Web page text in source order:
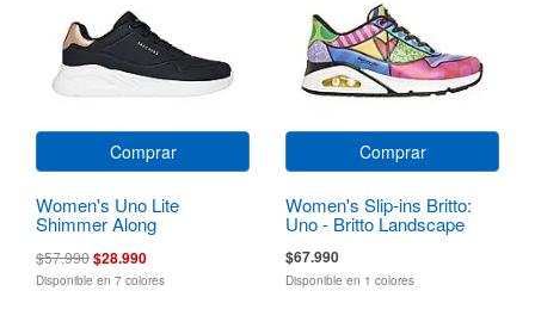
Comprar
Women's Uno Lite
Shimmer Along
$57.990$28.990
Disponible en 7 colores
Comprar
Women's Slip-ins Britto:
Uno - Britto Landscape
$67.990
Disponible en 1 colores